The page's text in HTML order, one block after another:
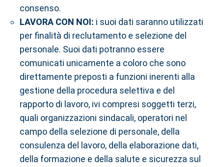
consenso.
LAVORA CON NOI: i suoi dati saranno utilizzati
per finalità di reclutamento e selezione del
personale. Suoi dati potranno essere
comunicati unicamente a coloro che sono
direttamente preposti a funzioni inerenti alla
gestione della procedura selettiva e del
rapporto di lavoro, ivi compresi soggetti terzi,
quali organizzazioni sindacali, operatori nel
campo della selezione di personale, della
consulenza del lavoro, della elaborazione dati,
della formazione e della salute e sicurezza sul